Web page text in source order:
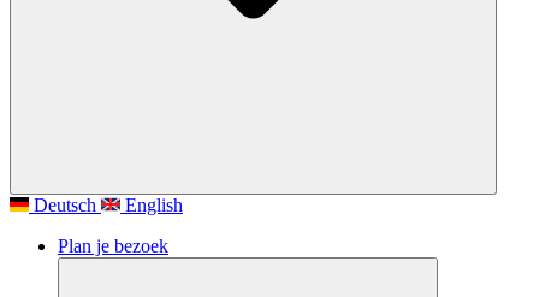
Deutsch
English
Plan je bezoek